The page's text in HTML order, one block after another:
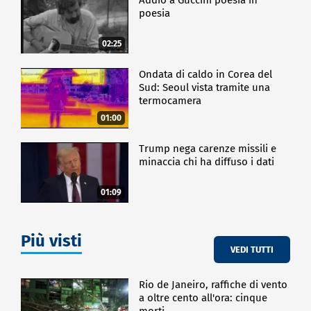
02:25
poesia
01:00
Ondata di caldo in Corea del
Sud: Seoul vista tramite una
termocamera
01:09
Trump nega carenze missili e
minaccia chi ha diffuso i dati
Più visti VEDI TUTTI
Rio de Janeiro, raffiche di vento
a oltre cento all'ora: cinque